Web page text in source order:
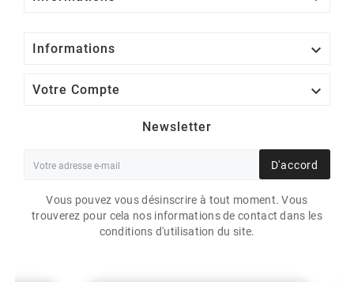
Informations 
Votre Compte 
Newsletter
D'accord
Vous pouvez vous désinscrire à tout moment. Vous
trouverez pour cela nos informations de contact dans les
conditions d'utilisation du site.